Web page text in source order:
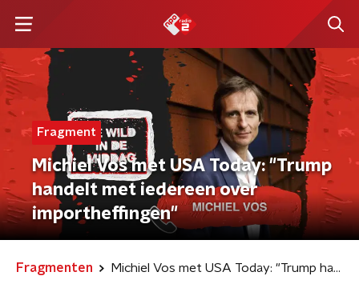
Fragment
Michiel Vos met USA Today: "Trump
handelt met iedereen over
importheffingen"
Fragmenten Michiel Vos met USA Today: "Trump handelt met iedereen over importheffingen"